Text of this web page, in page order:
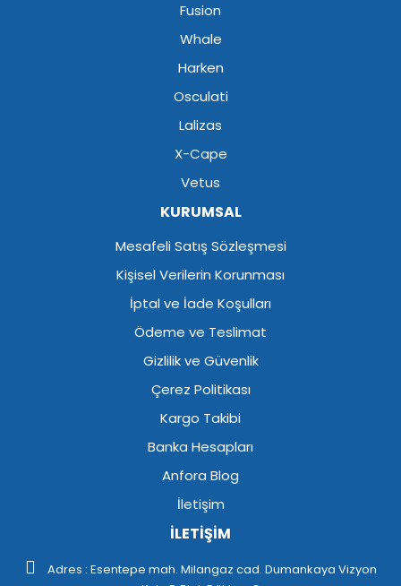
Fusion
Whale
Harken
Osculati
Lalizas
X-Cape
Vetus
KURUMSAL
Mesafeli Satış Sözleşmesi
Kişisel Verilerin Korunması
İptal ve İade Koşulları
Ödeme ve Teslimat
Gizlilik ve Güvenlik
Çerez Politikası
Kargo Takibi
Banka Hesapları
Anfora Blog
İletişim
İLETİŞİM
Adres : Esentepe mah. Milangaz cad. Dumankaya Vizyon